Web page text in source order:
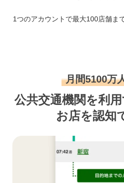
1つのアカウントで最大100店舗ま
月間5100万
公共交通機関を利
お店を認知